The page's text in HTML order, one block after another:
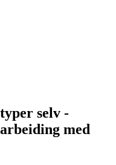
selv -
med